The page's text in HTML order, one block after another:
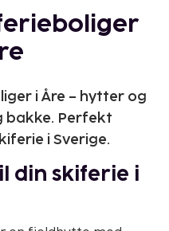
i Åre – hytter og
bakke. Perfekt
i Sverige.
din skiferie i